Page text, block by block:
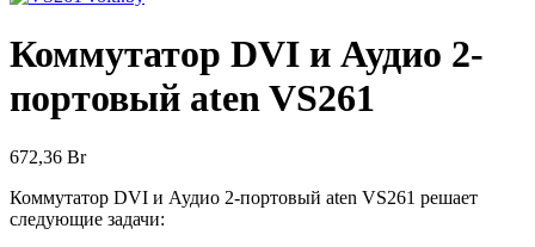
Коммутатор DVI и Аудио 2-
портовый aten VS261
672,36 Br
Коммутатор DVI и Аудио 2-портовый aten VS261 решает
следующие задачи: